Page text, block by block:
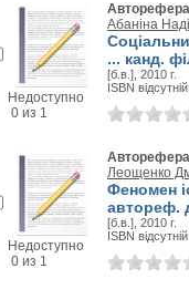
Недоступно
0 из 1
Абаніна
... канд.
[б.в.], 2010 г.
ISBN відсутній
Недоступно
0 из 1
Леощенко
Феномен
автореф.
[б.в.], 2010 г.
ISBN відсутній